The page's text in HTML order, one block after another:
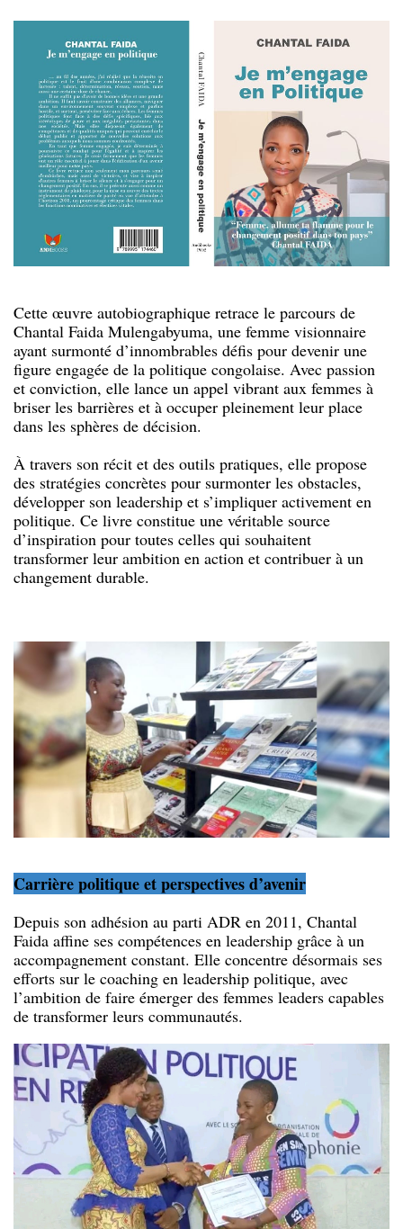
Cette œuvre autobiographique retrace le parcours de
Chantal Faida Mulengabyuma, une femme visionnaire
ayant surmonté d’innombrables défis pour devenir une
figure engagée de la politique congolaise. Avec passion
et conviction, elle lance un appel vibrant aux femmes à
briser les barrières et à occuper pleinement leur place
dans les sphères de décision.
À travers son récit et des outils pratiques, elle propose
des stratégies concrètes pour surmonter les obstacles,
développer son leadership et s’impliquer activement en
politique. Ce livre constitue une véritable source
d’inspiration pour toutes celles qui souhaitent
transformer leur ambition en action et contribuer à un
changement durable.
Carrière politique et perspectives d’avenir
Depuis son adhésion au parti ADR en 2011, Chantal
Faida affine ses compétences en leadership grâce à un
accompagnement constant. Elle concentre désormais ses
efforts sur le coaching en leadership politique, avec
l’ambition de faire émerger des femmes leaders capables
de transformer leurs communautés.